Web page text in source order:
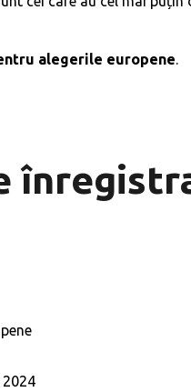
alegerile europene.